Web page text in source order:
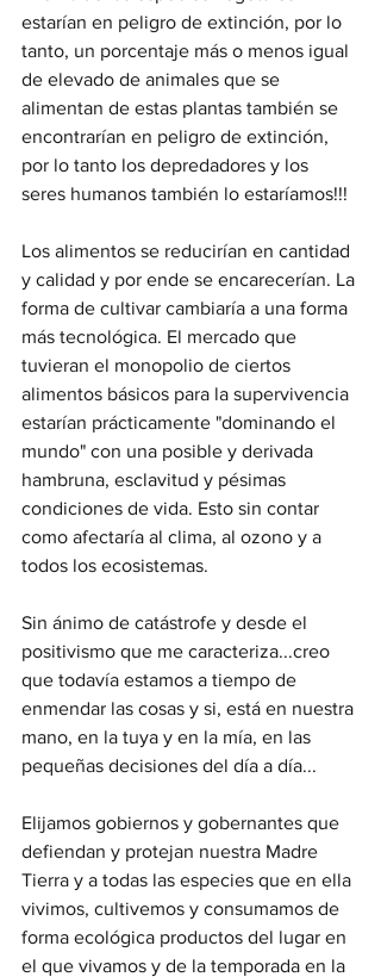
estarían en peligro de extinción, por lo
tanto, un porcentaje más o menos igual
de elevado de animales que se
alimentan de estas plantas también se
encontrarían en peligro de extinción,
por lo tanto los depredadores y los
seres humanos también lo estaríamos!!!
Los alimentos se reducirían en cantidad
y calidad y por ende se encarecerían. La
forma de cultivar cambiaría a una forma
más tecnológica. El mercado que
tuvieran el monopolio de ciertos
alimentos básicos para la supervivencia
estarían prácticamente "dominando el
mundo" con una posible y derivada
hambruna, esclavitud y pésimas
condiciones de vida. Esto sin contar
como afectaría al clima, al ozono y a
todos los ecosistemas.
Sin ánimo de catástrofe y desde el
positivismo que me caracteriza...creo
que todavía estamos a tiempo de
enmendar las cosas y si, está en nuestra
mano, en la tuya y en la mía, en las
pequeñas decisiones del día a día...
Elijamos gobiernos y gobernantes que
defiendan y protejan nuestra Madre
Tierra y a todas las especies que en ella
vivimos, cultivemos y consumamos de
forma ecológica productos del lugar en
el que vivamos y de la temporada en la